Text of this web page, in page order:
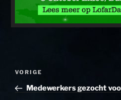
Bericht
Vorig
bericht
VORIGE
Medewerkers gezocht